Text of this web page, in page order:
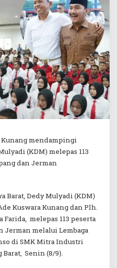
Kunang mendampingi
(KDM) melepas 113
dan Jerman
Barat, Dedy Mulyadi (KDM)
Kuswara Kunang dan Plh.
Farida, melepas 113 peserta
Jerman melalui Lembaga
di SMK Mitra Industri
Barat, Senin (8/9).